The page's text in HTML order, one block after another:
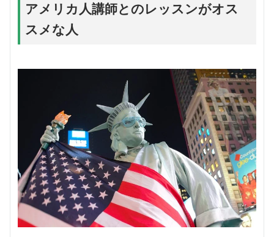
アメリカ人講師とのレッスンがオス
スメな人